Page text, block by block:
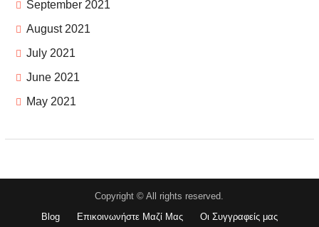
September 2021
August 2021
July 2021
June 2021
May 2021
Copyright © All rights reserved.
Blog
Επικοινωνήστε Μαζί Μας
Οι Συγγραφείς μας